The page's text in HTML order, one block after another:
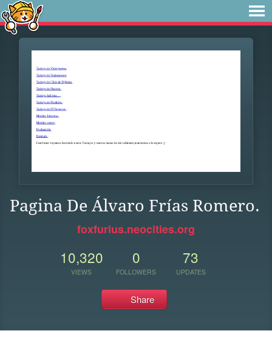
Pagina De Álvaro Frías Romero.
foxfurius.neocities.org
10,320
VIEWS
0
FOLLOWERS
73
UPDATES
Share